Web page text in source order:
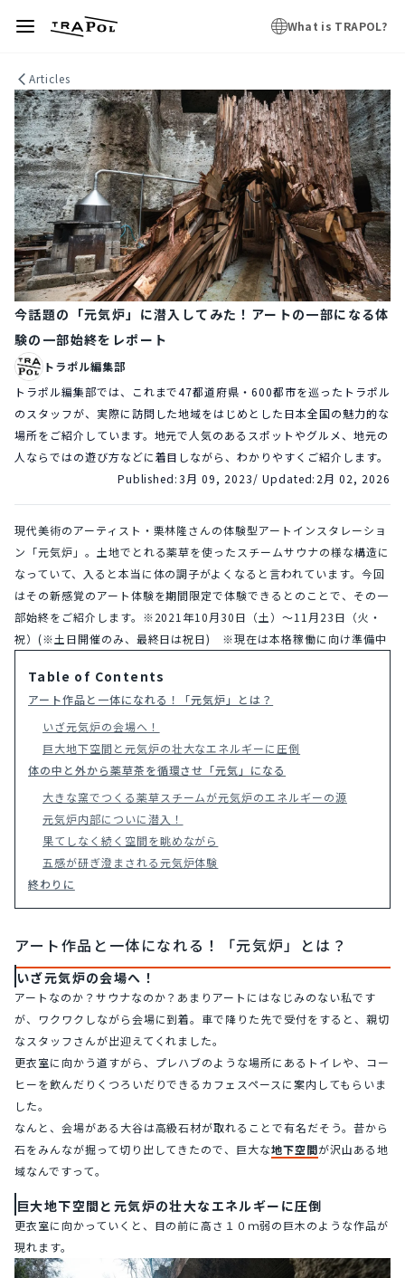
What is TRAPOL?
Articles
今話題の「元気炉」に潜入してみた！アートの一部になる体
験の一部始終をレポート
トラポル編集部
トラポル編集部では、これまで47都道府県・600都市を巡ったトラポル
のスタッフが、実際に訪問した地域をはじめとした日本全国の魅力的な
場所をご紹介しています。地元で人気のあるスポットやグルメ、地元の
人ならではの遊び方などに着目しながら、わかりやすくご紹介します。
Published:3月 09, 2023/ Updated: 2月 02, 2026
現代美術のアーティスト・栗林隆さんの体験型アートインスタレーショ
ン「元気炉」。土地でとれる薬草を使ったスチームサウナの様な構造に
なっていて、入ると本当に体の調子がよくなると言われています。今回
はその新感覚のアート体験を期間限定で体験できるとのことで、その一
部始終をご紹介します。※2021年10月30日（土）〜11月23日（火・
祝）(※土日開催のみ、最終日は祝日)　※現在は本格稼働に向け準備中
Table of Contents
アート作品と一体になれる！「元気炉」とは？
いざ元気炉の会場へ！
巨大地下空間と元気炉の壮大なエネルギーに圧倒
体の中と外から薬草茶を循環させ「元気」になる
大きな窯でつくる薬草スチームが元気炉のエネルギーの源
元気炉内部についに潜入！
果てしなく続く空間を眺めながら
五感が研ぎ澄まされる元気炉体験
終わりに
アート作品と一体になれる！「元気炉」とは？
いざ元気炉の会場へ！
アートなのか？サウナなのか？あまりアートにはなじみのない私です
が、ワクワクしながら会場に到着。車で降りた先で受付をすると、親切
なスタッフさんが出迎えてくれました。
更衣室に向かう道すがら、プレハブのような場所にあるトイレや、コー
ヒーを飲んだりくつろいだりできるカフェスペースに案内してもらいま
した。
なんと、会場がある大谷は高級石材が取れることで有名だそう。昔から
石をみんなが掘って切り出してきたので、巨大な地下空間が沢山ある地
域なんですって。
巨大地下空間と元気炉の壮大なエネルギーに圧倒
更衣室に向かっていくと、目の前に高さ１０ｍ弱の巨木のような作品が
現れます。